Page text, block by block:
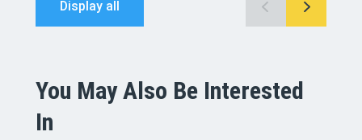
Display all
You May Also Be Interested
In